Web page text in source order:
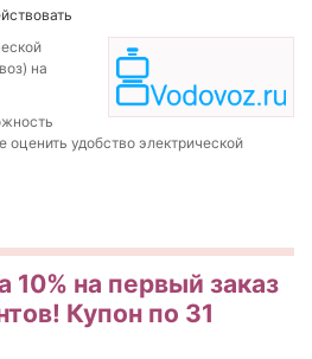
на
удобство электрической
10% на первый заказ
Купон по 31